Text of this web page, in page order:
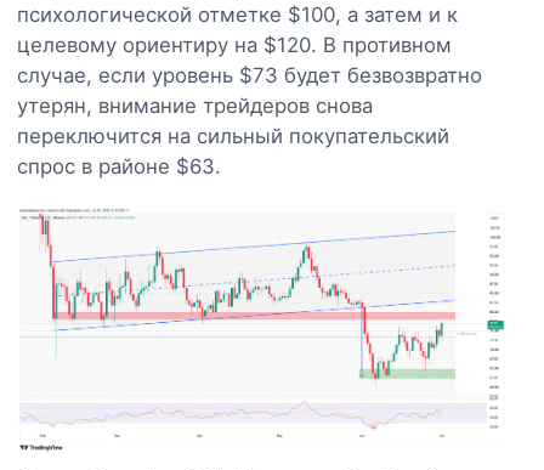
психологической отметке $100, а затем и к
целевому ориентиру на $120. В противном
случае, если уровень $73 будет безвозвратно
утерян, внимание трейдеров снова
переключится на сильный покупательский
спрос в районе $63.